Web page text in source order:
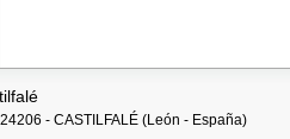
- CASTILFALÉ (León - España)